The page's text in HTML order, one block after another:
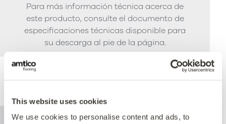
This website uses cookies
We use cookies to personalise content and ads, to
Para más información técnica acerca de
este producto, consulte el documento de
especificaciones técnicas disponible para
su descarga al pie de la página.
Rendimiento